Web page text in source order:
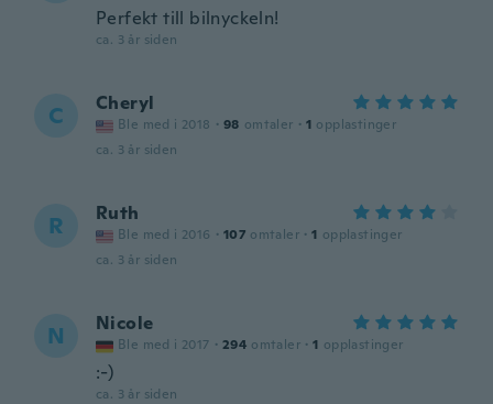
Perfekt till bilnyckeln!
ca. 3 år siden
C Cheryl
Ble med i 2018 · 98 omtaler · 1 opplastinger
ca. 3 år siden
R Ruth
Ble med i 2016 · 107 omtaler · 1 opplastinger
ca. 3 år siden
N Nicole
Ble med i 2017 · 294 omtaler · 1 opplastinger
:-)
ca. 3 år siden